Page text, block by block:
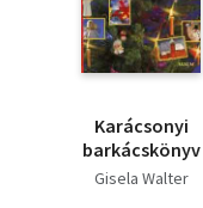
Karácsonyi
barkácskönyv
Gisela Walter